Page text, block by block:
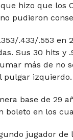
hizo que los
pudieron
.433/.553
Sus 30 hits y
más de no
pulgar izquierdo.
base de 29
boleto en los
jugador de